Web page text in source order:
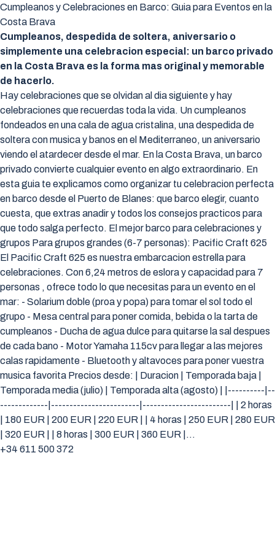
Cumpleanos y Celebraciones en Barco: Guia para Eventos en la
Costa Brava
Cumpleanos, despedida de soltera, aniversario o
simplemente una celebracion especial: un barco privado
en la Costa Brava es la forma mas original y memorable
de hacerlo.
Hay celebraciones que se olvidan al dia siguiente y hay
celebraciones que recuerdas toda la vida. Un cumpleanos
fondeados en una cala de agua cristalina, una despedida de
soltera con musica y banos en el Mediterraneo, un aniversario
viendo el atardecer desde el mar. En la Costa Brava, un barco
privado convierte cualquier evento en algo extraordinario. En
esta guia te explicamos como organizar tu celebracion perfecta
en barco desde el Puerto de Blanes: que barco elegir, cuanto
cuesta, que extras anadir y todos los consejos practicos para
que todo salga perfecto. El mejor barco para celebraciones y
grupos Para grupos grandes (6-7 personas): Pacific Craft 625
El Pacific Craft 625 es nuestra embarcacion estrella para
celebraciones. Con 6,24 metros de eslora y capacidad para 7
personas , ofrece todo lo que necesitas para un evento en el
mar: - Solarium doble (proa y popa) para tomar el sol todo el
grupo - Mesa central para poner comida, bebida o la tarta de
cumpleanos - Ducha de agua dulce para quitarse la sal despues
de cada bano - Motor Yamaha 115cv para llegar a las mejores
calas rapidamente - Bluetooth y altavoces para poner vuestra
musica favorita Precios desde: | Duracion | Temporada baja |
Temporada media (julio) | Temporada alta (agosto) | |----------|--
-------------|------------------------|------------------------| | 2 horas
| 180 EUR | 200 EUR | 220 EUR | | 4 horas | 250 EUR | 280 EUR
| 320 EUR | | 8 horas | 300 EUR | 360 EUR |…
+34 611 500 372